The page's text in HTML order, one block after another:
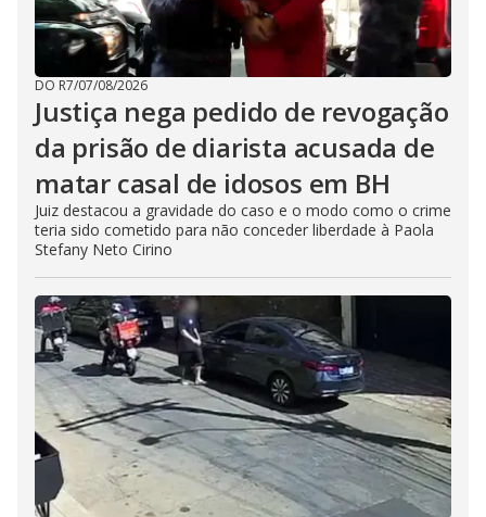
DO R7/07/08/2026
Justiça nega pedido de revogação
da prisão de diarista acusada de
matar casal de idosos em BH
Juiz destacou a gravidade do caso e o modo como o crime
teria sido cometido para não conceder liberdade à Paola
Stefany Neto Cirino